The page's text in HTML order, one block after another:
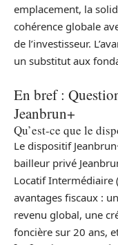
emplacement, la
cohérence globale
de l’investisseur.
un substitut aux
En bref :
Jeanbrun+
Qu’est-ce que le
Le dispositif
bailleur privé
Locatif Intermédiaire
avantages fiscaux :
revenu global, une
foncière sur 20 ans,